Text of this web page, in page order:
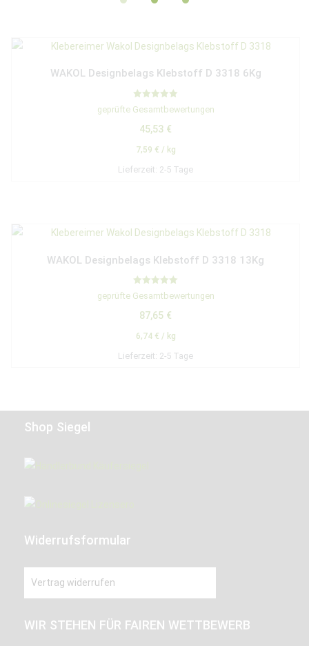
WAKOL Designbelags Klebstoff D 3318 6Kg
Bewertet mit
5.00
geprüfte Gesamtbewertungen
45,53 €
7,59 € / kg
Lieferzeit: 2-5 Tage
WAKOL Designbelags Klebstoff D 3318 13Kg
Bewertet mit
5.00
geprüfte Gesamtbewertungen
87,65 €
6,74 € / kg
Lieferzeit: 2-5 Tage
Shop Siegel
Widerrufsformular
Vertrag widerrufen
WIR STEHEN FÜR FAIREN WETTBEWERB